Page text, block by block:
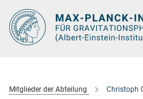
Hauptinhalt
Mitglieder der Abteilung Christoph